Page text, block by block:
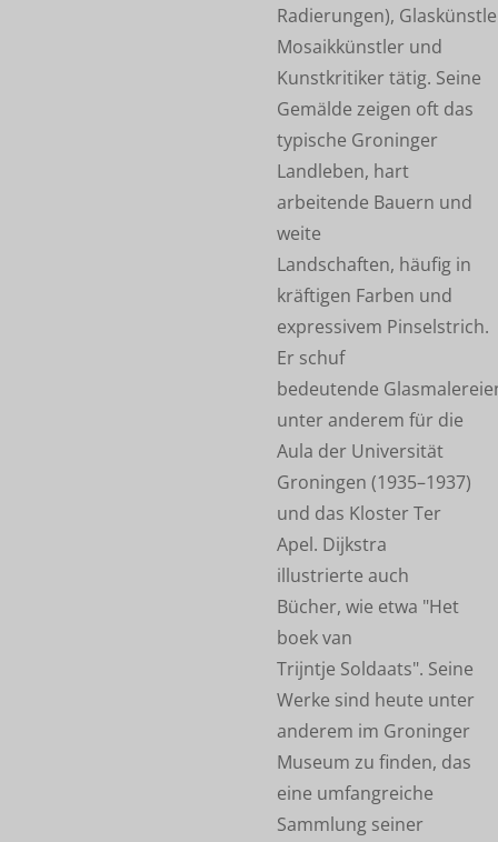
Radierungen),
Mosaikkünstler und
Kunstkritiker tätig. Seine
Gemälde zeigen oft das
typische Groninger
Landleben, hart
arbeitende Bauern und
weite
Landschaften, häufig in
kräftigen Farben und
expressivem Pinselstrich.
Er schuf
bedeutende
unter anderem für die
Aula der Universität
Groningen (1935–1937)
und das Kloster Ter
Apel. Dijkstra
illustrierte auch
Bücher, wie etwa "Het
boek van
Trijntje Soldaats". Seine
Werke sind heute unter
anderem im Groninger
Museum zu finden, das
eine umfangreiche
Sammlung seiner